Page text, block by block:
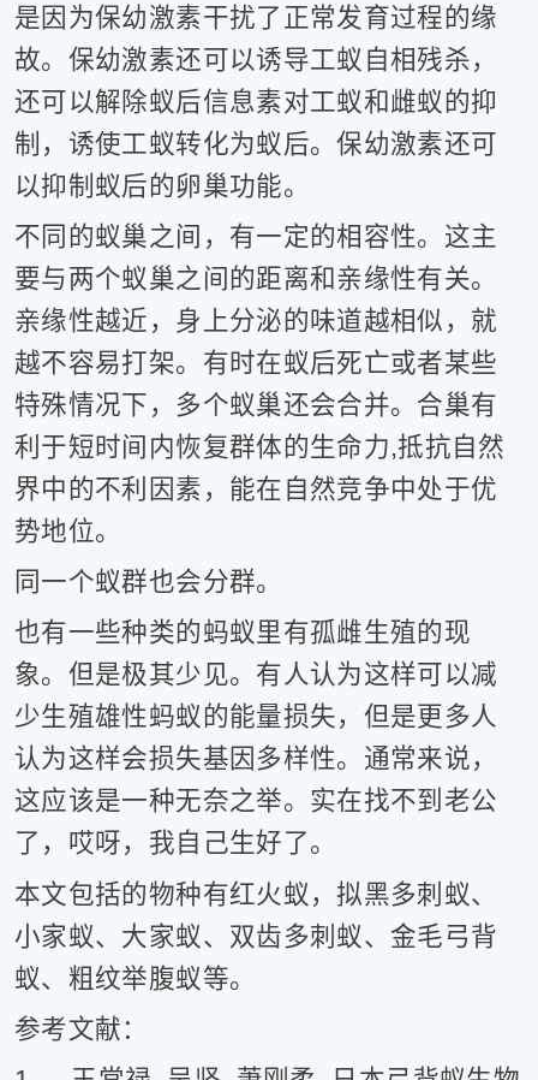
是因为保幼激素干扰了正常发育过程的缘
故。保幼激素还可以诱导工蚁自相残杀，
还可以解除蚁后信息素对工蚁和雌蚁的抑
制，诱使工蚁转化为蚁后。保幼激素还可
以抑制蚁后的卵巢功能。
不同的蚁巢之间，有一定的相容性。这主
要与两个蚁巢之间的距离和亲缘性有关。
亲缘性越近，身上分泌的味道越相似，就
越不容易打架。有时在蚁后死亡或者某些
特殊情况下，多个蚁巢还会合并。合巢有
利于短时间内恢复群体的生命力,抵抗自然
界中的不利因素，能在自然竞争中处于优
势地位。
同一个蚁群也会分群。
也有一些种类的蚂蚁里有孤雌生殖的现
象。但是极其少见。有人认为这样可以减
少生殖雄性蚂蚁的能量损失，但是更多人
认为这样会损失基因多样性。通常来说，
这应该是一种无奈之举。实在找不到老公
了，哎呀，我自己生好了。
本文包括的物种有红火蚁，拟黑多刺蚁、
小家蚁、大家蚁、双齿多刺蚁、金毛弓背
蚁、粗纹举腹蚁等。
参考文献：